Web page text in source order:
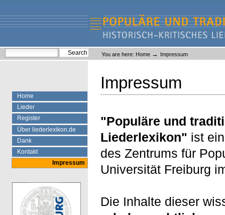
content.
navigation
Liederlexikon
Personal
tools
You are here: Home → Impressum
Impressum
"Populäre und
Liederlexikon" ist
des Zentrums für
Universität Freiburg
Die Inhalte dieser
Home
Lieder
Register
Über liederlexikon.de
Dank
Kontakt
Impressum